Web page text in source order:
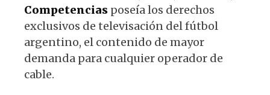
Competencias poseía los derechos
exclusivos de televisación del fútbol
argentino, el contenido de mayor
demanda para cualquier operador de
cable.